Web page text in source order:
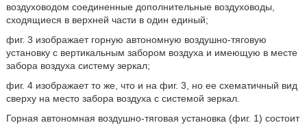
воздуховодом соединенные дополнительные воздуховоды,
сходящиеся в верхней части в один единый;
фиг. 3 изображает горную автономную воздушно-тяговую
установку с вертикальным забором воздуха и имеющую в месте
забора воздуха систему зеркал;
фиг. 4 изображает то же, что и на фиг. 3, но ее схематичный вид
сверху на место забора воздуха с системой зеркал.
Горная автономная воздушно-тяговая установка (фиг. 1) состоит